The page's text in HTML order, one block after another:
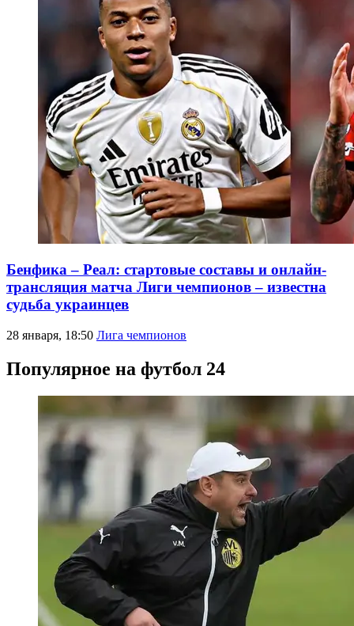
Бенфика – Реал: стартовые составы и онлайн-
трансляция матча Лиги чемпионов – известна
судьба украинцев
28 января, 18:50 Лига чемпионов
Популярное на футбол 24